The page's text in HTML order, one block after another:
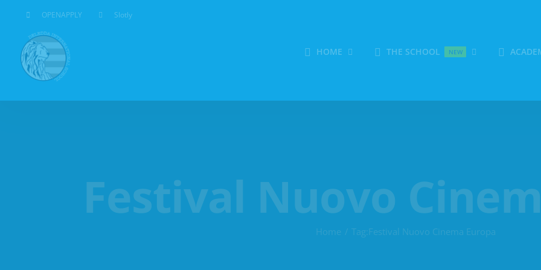
contenuto
OPENAPPLY Slotly
HOME THE SCHOOL NEW
Festival Nuovo
Home Tag: Festival Nuovo Cinema Europa